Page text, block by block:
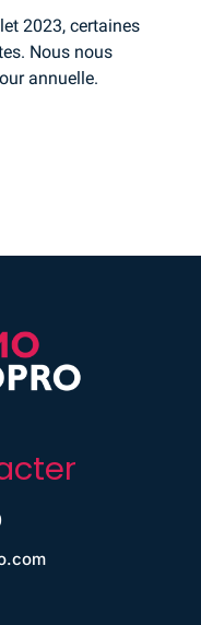
2023, certaines
Nous nous
annuelle.